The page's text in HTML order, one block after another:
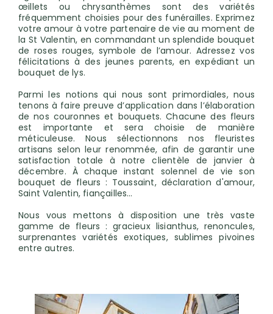
œillets ou chrysanthèmes sont des variétés
fréquemment choisies pour des funérailles. Exprimez
votre amour à votre partenaire de vie au moment de
la St Valentin, en commandant un splendide bouquet
de roses rouges, symbole de l’amour. Adressez vos
félicitations à des jeunes parents, en expédiant un
bouquet de lys.
Parmi les notions qui nous sont primordiales, nous
tenons à faire preuve d’application dans l’élaboration
de nos couronnes et bouquets. Chacune des fleurs
est importante et sera choisie de manière
méticuleuse. Nous sélectionnons nos fleuristes
artisans selon leur renommée, afin de garantir une
satisfaction totale à notre clientèle de janvier à
décembre. À chaque instant solennel de vie son
bouquet de fleurs : Toussaint, déclaration d'amour,
Saint Valentin, fiançailles…
Nous vous mettons à disposition une très vaste
gamme de fleurs : gracieux lisianthus, renoncules,
surprenantes variétés exotiques, sublimes pivoines
entre autres.